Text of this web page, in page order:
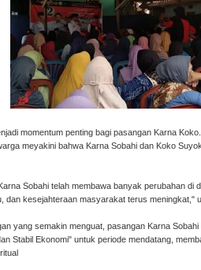
momentum penting bagi pasangan Karna
meyakini bahwa Karna Sobahi dan Koko
Sobahi telah membawa banyak perubahan
dan kesejahteraan masyarakat terus
yang semakin menguat, pasangan Karna
Stabil Ekonomi" untuk periode mendatang,